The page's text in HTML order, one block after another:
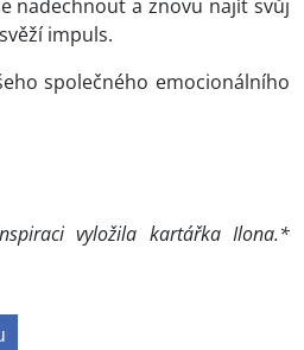
nadechnout a znovu najít svůj
impuls.
společného emocionálního
vyložila kartářka Ilona.*